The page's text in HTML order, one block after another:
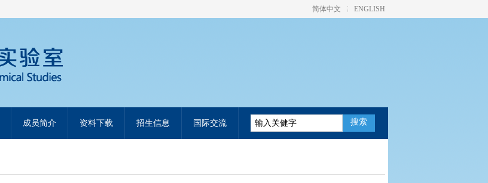
ENGLISH
简体中文
成员简介 资料下载 招生信息 国际交流 搜索